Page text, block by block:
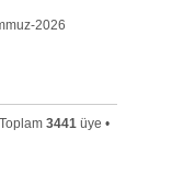
2026
3441üye •